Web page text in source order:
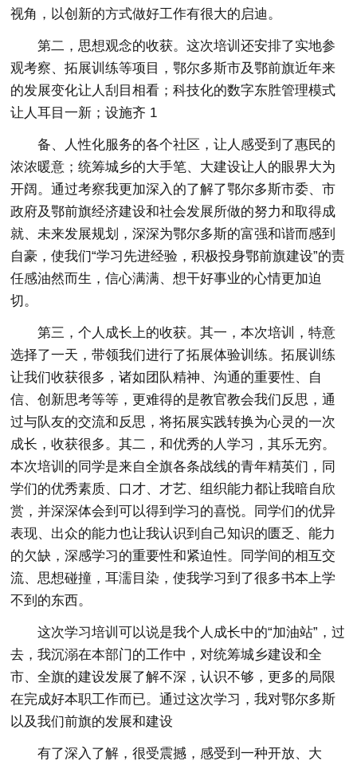
视角，以创新的方式做好工作有很大的启迪。
第二，思想观念的收获。这次培训还安排了实地参
观考察、拓展训练等项目，鄂尔多斯市及鄂前旗近年来
的发展变化让人刮目相看；科技化的数字东胜管理模式
让人耳目一新；设施齐 1
备、人性化服务的各个社区，让人感受到了惠民的
浓浓暖意；统筹城乡的大手笔、大建设让人的眼界大为
开阔。通过考察我更加深入的了解了鄂尔多斯市委、市
政府及鄂前旗经济建设和社会发展所做的努力和取得成
就、未来发展规划，深深为鄂尔多斯的富强和谐而感到
自豪，使我们“学习先进经验，积极投身鄂前旗建设”的责
任感油然而生，信心满满、想干好事业的心情更加迫
切。
第三，个人成长上的收获。其一，本次培训，特意
选择了一天，带领我们进行了拓展体验训练。拓展训练
让我们收获很多，诸如团队精神、沟通的重要性、自
信、创新思考等等，更难得的是教官教会我们反思，通
过与队友的交流和反思，将拓展实践转换为心灵的一次
成长，收获很多。其二，和优秀的人学习，其乐无穷。
本次培训的同学是来自全旗各条战线的青年精英们，同
学们的优秀素质、口才、才艺、组织能力都让我暗自欣
赏，并深深体会到可以得到学习的喜悦。同学们的优异
表现、出众的能力也让我认识到自己知识的匮乏、能力
的欠缺，深感学习的重要性和紧迫性。同学间的相互交
流、思想碰撞，耳濡目染，使我学习到了很多书本上学
不到的东西。
这次学习培训可以说是我个人成长中的“加油站”，过
去，我沉溺在本部门的工作中，对统筹城乡建设和全
市、全旗的建设发展了解不深，认识不够，更多的局限
在完成好本职工作而已。通过这次学习，我对鄂尔多斯
以及我们前旗的发展和建设
有了深入了解，很受震撼，感受到一种开放、大